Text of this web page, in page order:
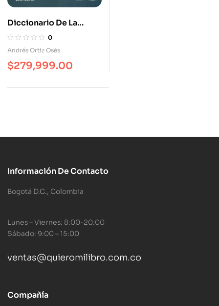
Diccionario De La
Existencia0
Andrés Ortiz Osés
$279,999.00
Información De Contacto
Bogotá D.C., Colombia
Lunes – Viernes: 8:00-20:00
Sábado: 9:00 – 15:00
ventas@quieromilibro.com.co
Compañía